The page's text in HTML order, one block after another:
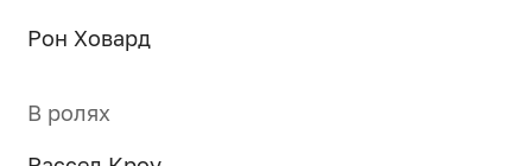
Рон Ховард
В ролях